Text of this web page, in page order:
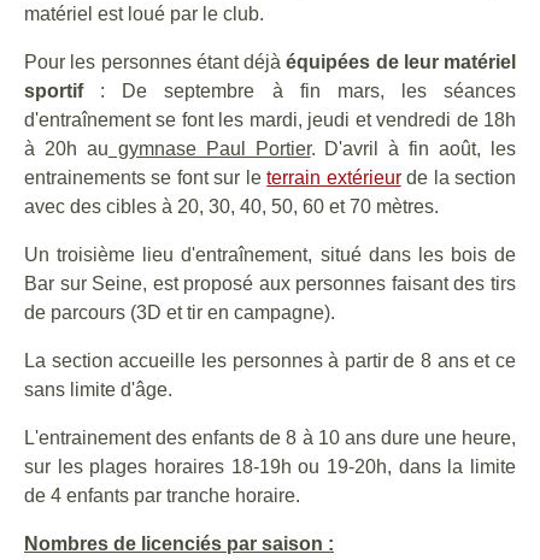
matériel est loué par le club.
Pour les personnes étant déjàéquipées de leur matériel
sportif: De septembre à fin mars, les séances
d'entraînement se font les mardi, jeudi et vendredi de 18h
à 20h au gymnase Paul Portier. D'avril à fin août, les
entrainements se font sur leterrain extérieurde la section
avec des cibles à 20, 30, 40, 50, 60 et 70 mètres.
Un troisième lieu d'entraînement, situé dans les bois de
Bar sur Seine, est proposé aux personnes faisant des tirs
de parcours (3D et tir en campagne).
La section accueille les personnes à partir de 8 ans et ce
sans limite d'âge.
L'entrainement des enfants de 8 à 10 ans dure une heure,
sur les plages horaires 18-19h ou 19-20h, dans la limite
de 4 enfants par tranche horaire.
Nombres de licenciés par saison :